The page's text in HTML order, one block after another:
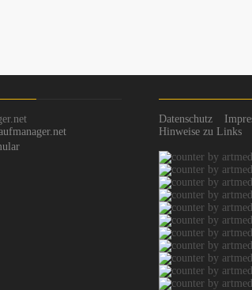
Datenschutz
Hinweise zu Links